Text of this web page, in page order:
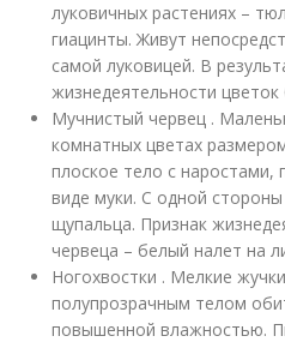
луковичных растениях –
гиацинты. Живут
самой луковицей. В
жизнедеятельности
Мучнистый червец .
комнатных цветах
плоское тело с
виде муки. С одной
щупальца. Признак
червеца – белый налет на
Ногохвостки . Мелкие
полупрозрачным телом
повышенной влажностью.